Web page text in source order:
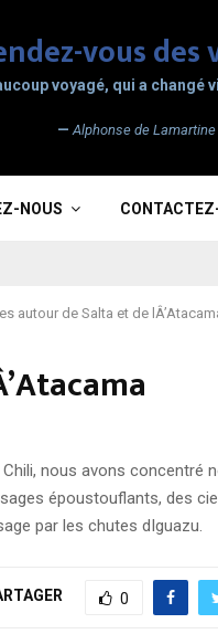
voyagé, qui a
— Alphonse de Lamartine
NOUS
autour de Salta et de
nous avons concentré
époustouflants, des
par les chutes dIguazu.
0